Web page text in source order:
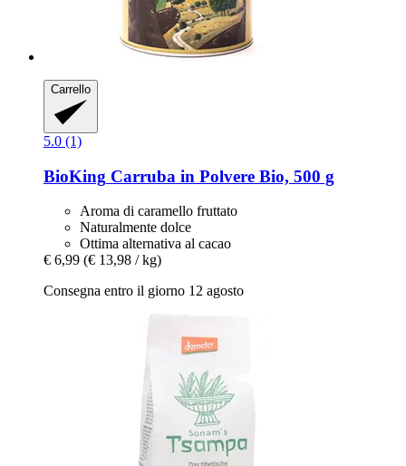
Carrello
5.0 (1)
BioKing Carruba in Polvere Bio, 500 g
Aroma di caramello fruttato
Naturalmente dolce
Ottima alternativa al cacao
€ 6,99 (€ 13,98 / kg)
Consegna entro il giorno 12 agosto